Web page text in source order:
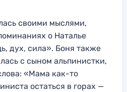
своими мыслями,
о Наталье
дух, сила». Боня также
с сыном альпинистки,
«Мама как-то
остаться в горах —